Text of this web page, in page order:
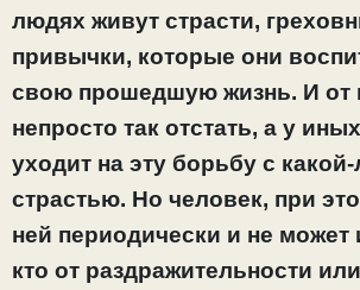
людях живут страсти,
привычки, которые они
свою прошедшую жизнь. И от
непросто так отстать, а у
уходит на эту борьбу с
страстью. Но человек, при
ней периодически и не может
кто от раздражительности или